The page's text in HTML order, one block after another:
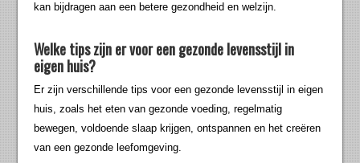
kan bijdragen aan een betere gezondheid en welzijn.
Welke tips zijn er voor een gezonde levensstijl in
eigen huis?
Er zijn verschillende tips voor een gezonde levensstijl in eigen
huis, zoals het eten van gezonde voeding, regelmatig
bewegen, voldoende slaap krijgen, ontspannen en het creëren
van een gezonde leefomgeving.